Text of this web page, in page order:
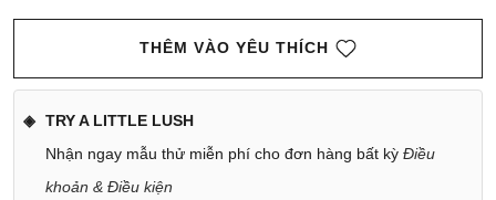
THÊM VÀO YÊU THÍCH
TRY A LITTLE LUSH
Nhận ngay mẫu thử miễn phí cho đơn hàng bất kỳ Điều
khoản & Điều kiện